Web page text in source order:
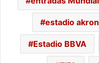
estadio akron
Estadio BBVA